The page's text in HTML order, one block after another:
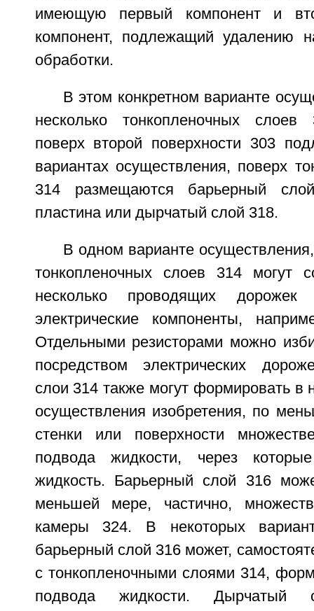
имеющую первый компонент и
компонент, подлежащий удалению
обработки.
В этом конкретном варианте
несколько тонкопленочных слоев
поверх второй поверхности 303
вариантах осуществления, поверх
314 размещаются барьерный
пластина или дырчатый слой 318.
В одном варианте
тонкопленочных слоев 314 могут
несколько проводящих
электрические компоненты,
Отдельными резисторами можно
посредством электрических
слои 314 также могут формировать в
осуществления изобретения, по
стенки или поверхности
подвода жидкости, через
жидкость. Барьерный слой 316
меньшей мере, частично,
камеры 324. В некоторых
барьерный слой 316 может,
с тонкопленочными слоями 314,
подвода жидкости.